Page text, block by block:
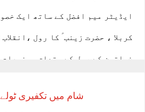
ایڈیٹر میم افضل کے ساتھ ایک
کربلا ، حضرت زینب ؑ کا رول ،انقلاب
خواتین کے رول کے متعلق موضوعات
سوال: کربلا کے انقلاب سے آپ کس حد
شام میں تکفیری ٹولے